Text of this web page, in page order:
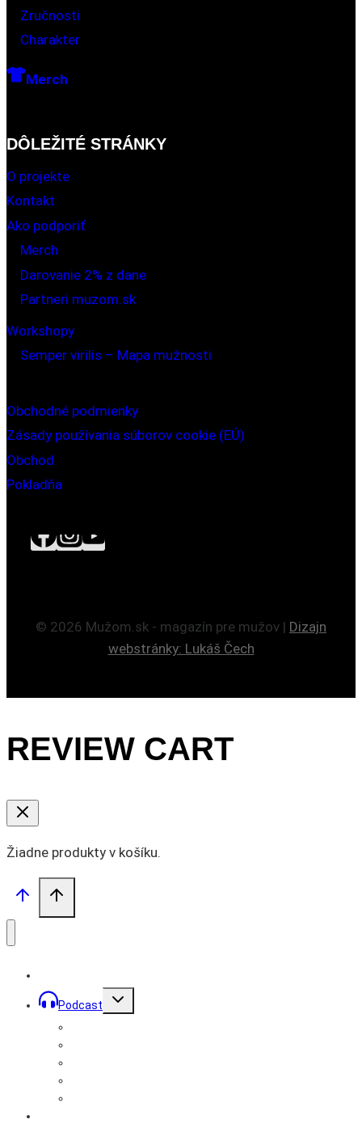
Zručnosti
Charakter
Merch
DÔLEŽITÉ STRÁNKY
O projekte
Kontakt
Ako podporiť
Merch
Darovanie 2% z dane
Partneri muzom.sk
Workshopy
Semper virilis – Mapa mužnosti
Obchodné podmienky
Zásady používania súborov cookie (EÚ)
Obchod
Pokladňa
© 2026 Mužom.sk - magazín pre mužov | Dizajn
webstránky: Lukáš Čech
REVIEW CART
Žiadne produkty v košíku.
Podcast
Toggle